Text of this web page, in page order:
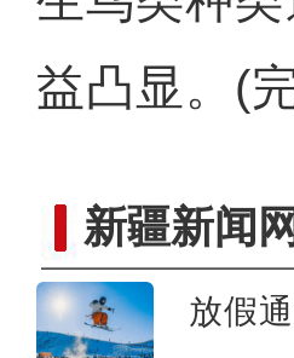
益凸显。(
新疆新闻网
放假